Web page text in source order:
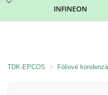
INFINEON
TDK-EPCOS > Fóliové